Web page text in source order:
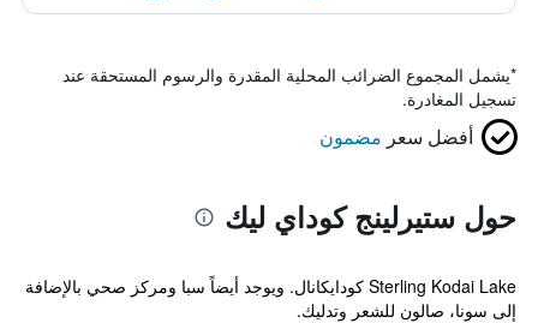
*يشمل المجموع الضرائب المحلية المقدرة والرسوم المستحقة عند
تسجيل المغادرة.
أفضل سعر مضمون
حول ستيرلينج كوداي ليك
Sterling Kodai Lake كودايكانال. ويوجد أيضاً سبا ومركز صحي بالإضافة
إلى سونا، صالون للشعر وتدليك.